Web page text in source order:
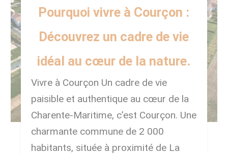
Pourquoi vivre à Courçon :
Découvrez un cadre de vie
idéal au cœur de la nature.
Vivre à Courçon Un cadre de vie
paisible et authentique au cœur de la
Charente-Maritime, c’est Courçon. Une
charmante commune de 2 000
habitants, située à proximité de La